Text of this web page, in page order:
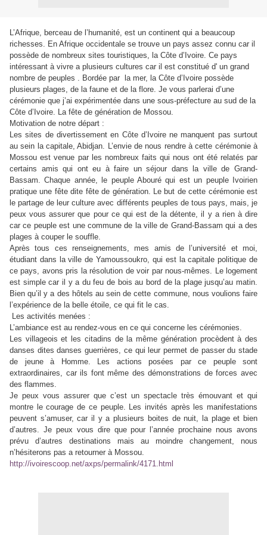
L’Afrique, berceau de l’humanité, est un continent qui a beaucoup
richesses. En Afrique occidentale se trouve un pays assez connu car il
possède de nombreux sites touristiques, la Côte d’Ivoire. Ce pays
intéressant à vivre a plusieurs cultures car il est constitué d' un grand
nombre de peuples . Bordée par la mer, la Côte d’Ivoire possède
plusieurs plages, de la faune et de la flore. Je vous parlerai d’une
cérémonie que j’ai expérimentée dans une sous-préfecture au sud de la
Côte d’Ivoire. La fête de génération de Mossou.
Motivation de notre départ :
Les sites de divertissement en Côte d’Ivoire ne manquent pas surtout
au sein la capitale, Abidjan. L’envie de nous rendre à cette cérémonie à
Mossou est venue par les nombreux faits qui nous ont été relatés par
certains amis qui ont eu à faire un séjour dans la ville de Grand-
Bassam. Chaque année, le peuple Abouré qui est un peuple Ivoirien
pratique une fête dite fête de génération. Le but de cette cérémonie est
le partage de leur culture avec différents peuples de tous pays, mais, je
peux vous assurer que pour ce qui est de la détente, il y a rien à dire
car ce peuple est une commune de la ville de Grand-Bassam qui a des
plages à couper le souffle.
Après tous ces renseignements, mes amis de l’université et moi,
étudiant dans la ville de Yamoussoukro, qui est la capitale politique de
ce pays, avons pris la résolution de voir par nous-mêmes. Le logement
est simple car il y a du feu de bois au bord de la plage jusqu’au matin.
Bien qu’il y a des hôtels au sein de cette commune, nous voulions faire
l’expérience de la belle étoile, ce qui fit le cas.
Les activités menées :
L’ambiance est au rendez-vous en ce qui concerne les cérémonies.
Les villageois et les citadins de la même génération procèdent à des
danses dites danses guerrières, ce qui leur permet de passer du stade
de jeune à Homme. Les actions posées par ce peuple sont
extraordinaires, car ils font même des démonstrations de forces avec
des flammes.
Je peux vous assurer que c’est un spectacle très émouvant et qui
montre le courage de ce peuple. Les invités après les manifestations
peuvent s’amuser, car il y a plusieurs boites de nuit, la plage et bien
d’autres. Je peux vous dire que pour l’année prochaine nous avons
prévu d’autres destinations mais au moindre changement, nous
n’hésiterons pas a retourner à Mossou.
http://ivoirescoop.net/axps/permalink/4171.html